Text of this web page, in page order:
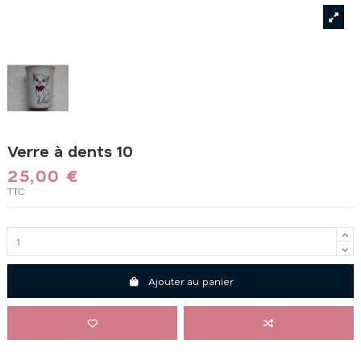
Verre à dents 10
25,00 €
TTC
Ajouter au panier